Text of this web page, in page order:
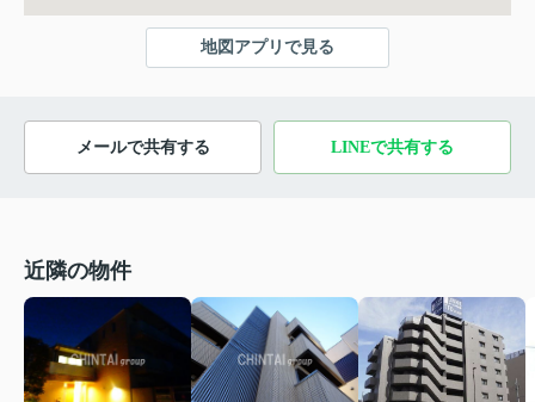
地図アプリで見る
メールで共有する LINEで共有する
近隣の物件